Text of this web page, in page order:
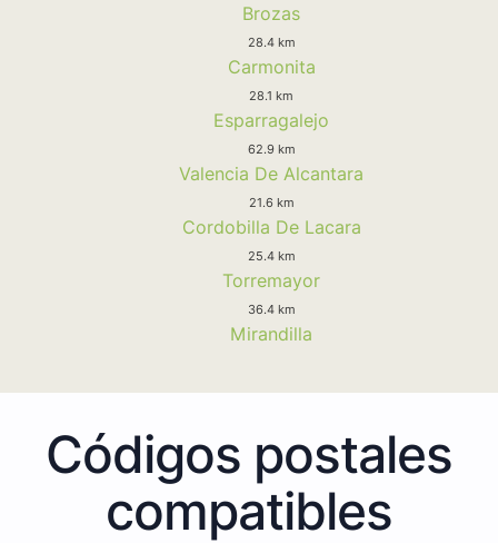
Brozas
28.4 km
Carmonita
28.1 km
Esparragalejo
62.9 km
Valencia De Alcantara
21.6 km
Cordobilla De Lacara
25.4 km
Torremayor
36.4 km
Mirandilla
Códigos postales
compatibles